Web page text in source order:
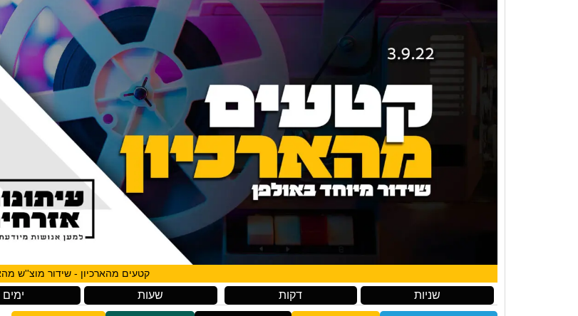
קטעים מהארכיון - שידור מוצ''ש מהאולפן
ימים שעות דקות שניות